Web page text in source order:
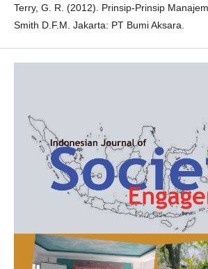
Terry, G. R. (2012). Prinsip-Prinsip
Smith D.F.M. Jakarta: PT Bumi Aksara.